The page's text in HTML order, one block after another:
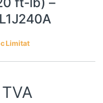
Limitat